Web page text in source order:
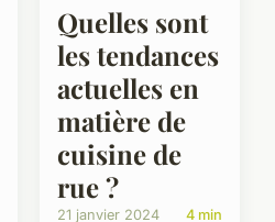
Quelles sont
les tendances
actuelles en
matière de
cuisine de
rue ?
21 janvier 2024 4 min